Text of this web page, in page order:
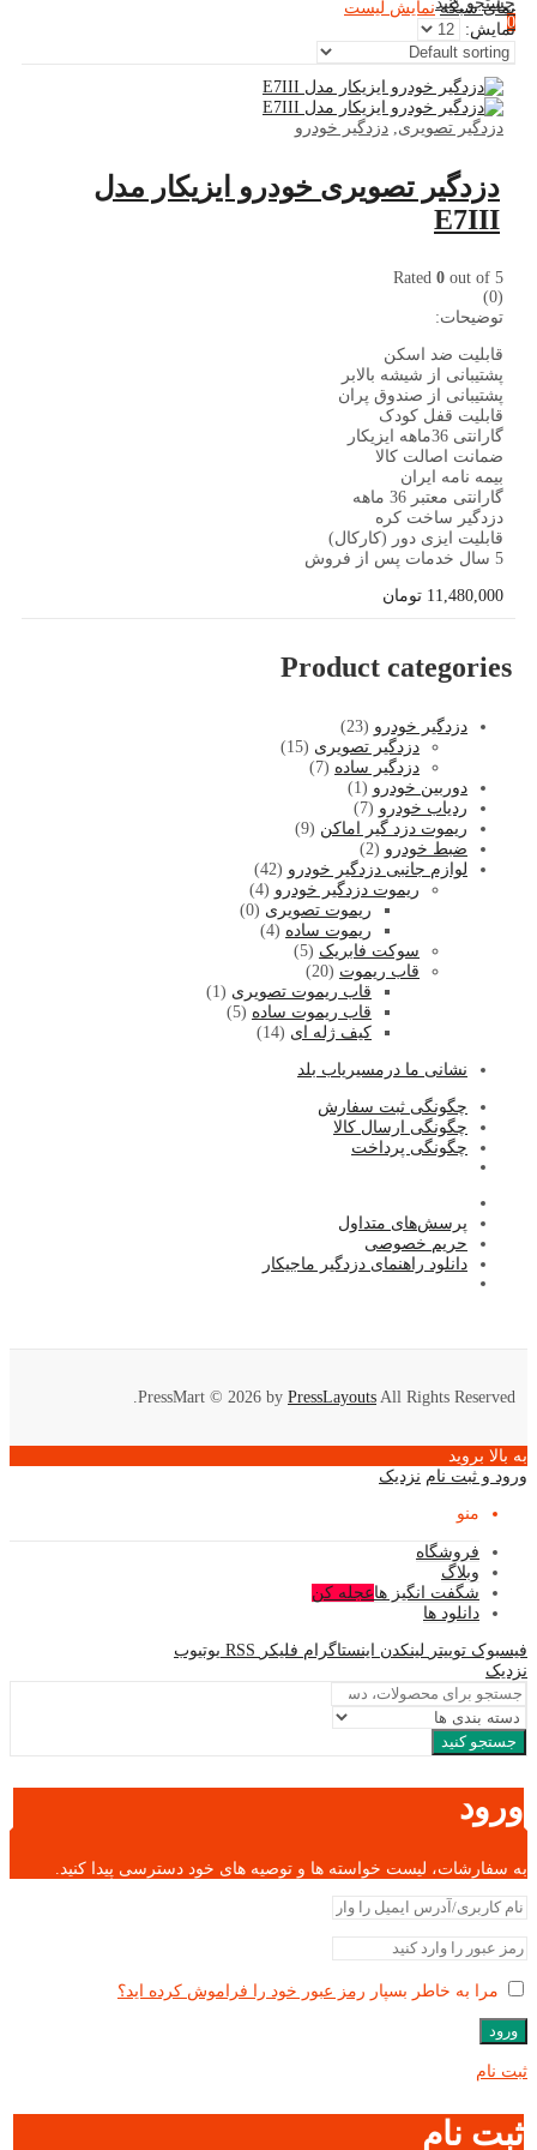
0
سبد خرید
نمای شبکه نمایش لیست
نمایش:
دزدگیر تصویری دزدگیر خودرو
دزدگیر تصویری خودرو ایزیکار مدل
E7III
Rated 0 out of 5
(0)
توضیحات:
قابلیت ضد اسکن
پشتیبانی از شیشه بالابر
پشتیبانی از صندوق پران
قابلیت قفل کودک
گارانتی 36ماهه ایزیکار
ضمانت اصالت کالا
بیمه نامه ایران
گارانتی معتبر 36 ماهه
دزدگیر ساخت کره
قابلیت ایزی دور (کارکال)
5 سال خدمات پس از فروش
11,480,000 تومان
Product categories
دزدگیر خودرو (23)
دزدگیر تصویری (15)
دزدگیر ساده (7)
دوربین خودرو (1)
ردیاب خودرو (7)
ریموت دزد گیر اماکن (9)
ضبط خودرو (2)
لوازم جانبی دزدگیر خودرو (42)
ریموت دزدگیر خودرو (4)
ریموت تصویری (0)
ریموت ساده (4)
سوکت فابریک (5)
قاب ریموت (20)
قاب ریموت تصویری (1)
قاب ریموت ساده (5)
کیف ژله ای (14)
نشانی ما درمسیریاب بلد
چگونگی ثبت سفارش
چگونگی ارسال کالا
چگونگی پرداخت
پرسش‌های متداول
حریم خصوصی
دانلود راهنمای دزدگیر ماجیکار
PressMart © 2026 by PressLayouts All Rights Reserved.
به بالا بروید
ورود و ثبت نام نزدیک
منو
فروشگاه
وبلاگ
شگفت انگیز هاعجله کن
دانلود ها
فیسبوک توییتر لینکدن اینستاگرام فلیکر RSS یوتیوب
نزدیک
جستجو کنید
ورود
به سفارشات، لیست خواسته ها و توصیه های خود دسترسی پیدا کنید.
مرا به خاطر بسپار رمز عبور خود را فراموش کرده اید؟
ورود
ثبت نام
ثبت نام